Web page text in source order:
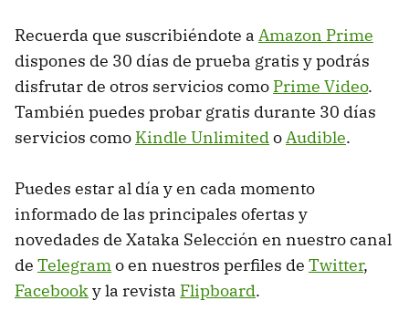
Recuerda que suscribiéndote a Amazon Prime
dispones de 30 días de prueba gratis y podrás
disfrutar de otros servicios como Prime Video.
También puedes probar gratis durante 30 días
servicios como Kindle UnlimitedoAudible.
Puedes estar al día y en cada momento
informado de las principales ofertas y
novedades de Xataka Selección en nuestro canal
de Telegramo en nuestros perfiles de Twitter,
Facebooky la revista Flipboard.